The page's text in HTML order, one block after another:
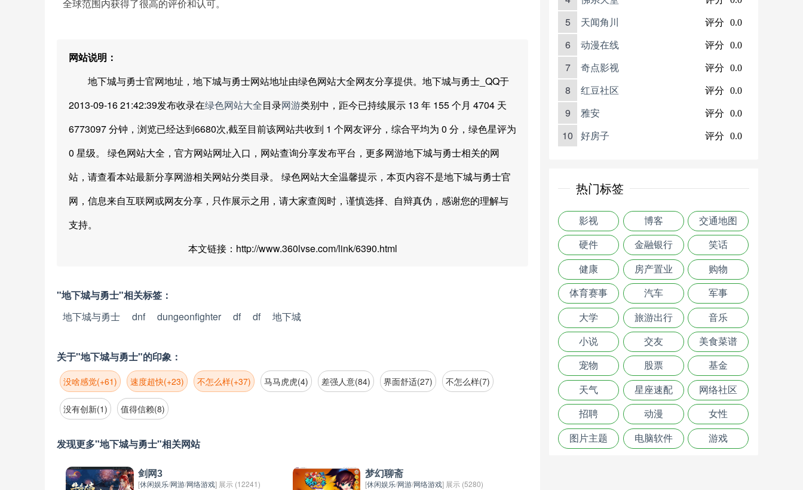
全球范围内获得了很高的评价和认可。
网站说明：
地下城与勇士官网地址，地下城与勇士网站地址由绿色网站大全网友分享提供。地下城与勇士_QQ于
2013-09-16 21:42:39发布收录在绿色网站大全目录网游类别中，距今已持续展示 13 年 155 个月 4704 天
6773097 分钟，浏览已经达到6680次,截至目前该网站共收到 1 个网友评分，综合平均为 0 分，绿色星评为
0 星级。 绿色网站大全，官方网站网址入口，网站查询分享发布平台，更多网游地下城与勇士相关的网
站，请查看本站最新分享网游相关网站分类目录。 绿色网站大全温馨提示，本页内容不是地下城与勇士官
网，信息来自互联网或网友分享，只作展示之用，请大家查阅时，谨慎选择、自辩真伪，感谢您的理解与
支持。
本文链接：http://www.360lvse.com/link/6390.html
"地下城与勇士"相关标签：
地下城与勇士
dnf dungeonfighter df df 地下城
关于"地下城与勇士"的印象：
没啥感觉(+61) 速度超快(+23) 不怎么样(+37) 马马虎虎(4) 差强人意(84) 界面舒适(27) 不怎么样(7)
没有创新(1) 值得信赖(8)
发现更多"地下城与勇士"相关网站
剑网3
[休闲娱乐/网游/网络游戏] 展示 (12241)
梦幻聊斋
[休闲娱乐/网游/网络游戏] 展示 (5280)
5 天闻角川 评分 0.0
6 动漫在线 评分 0.0
7 奇点影视 评分 0.0
8 红豆社区 评分 0.0
9 雅安 评分 0.0
10 好房子 评分 0.0
热门标签
影视 博客 交通地图
硬件 金融银行 笑话
健康 房产置业 购物
体育赛事 汽车 军事
大学 旅游出行 音乐
小说 交友 美食菜谱
宠物 股票 基金
天气 星座速配 网络社区
招聘 动漫 女性
图片主题 电脑软件 游戏